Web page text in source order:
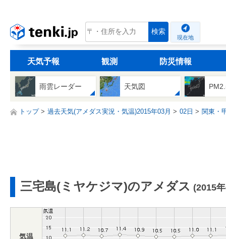
tenki.jp 検索
現在地
天気予報 観測 防災情報
雨雲レーダー 天気図
トップ 過去天気(アメダス実況・気温)2015年03月 02日 関東・
三宅島(ミヤケジマ)のアメダス (2015
気温